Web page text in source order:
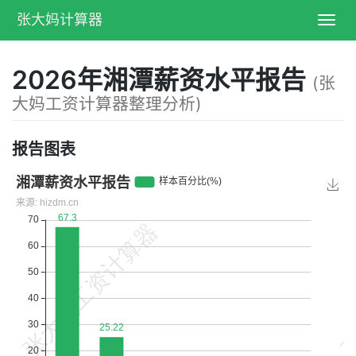
张大妈计算器
2026年湘潭薪资水平报告 (张
大妈工资计算器整理分析)
报告图表